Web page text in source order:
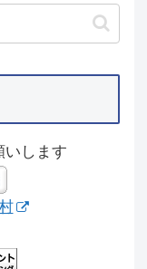
いします